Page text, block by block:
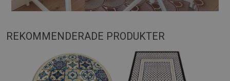
REKOMMENDERADE PRODUKTER